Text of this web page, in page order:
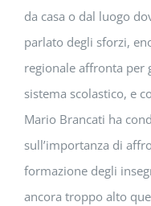
da casa o dal luogo
parlato degli sforzi,
regionale affronta per
sistema scolastico, e
Mario Brancati ha
sull’importanza di
formazione degli
ancora troppo alto